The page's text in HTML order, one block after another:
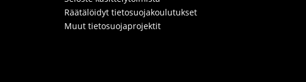
Räätälöidyt tietosuojakoulutukset
Muut tietosuojaprojektit